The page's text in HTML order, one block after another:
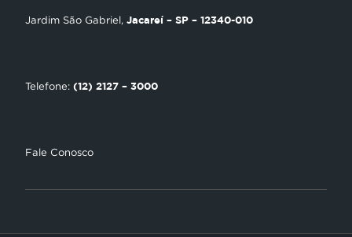
Jardim São Gabriel, Jacareí – SP – 12340-010
Telefone: (12) 2127 – 3000
Fale Conosco